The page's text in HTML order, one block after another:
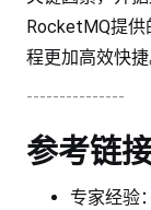
RocketMQ提
程更加高效快捷
---------------
参考链接
专家经验